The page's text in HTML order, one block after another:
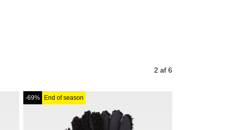
2 af 6
-69% End of season